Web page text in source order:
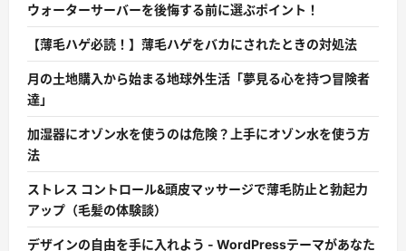
ウォーターサーバーを後悔する前に選ぶポイント！
【薄毛ハゲ必読！】薄毛ハゲをバカにされたときの対処法
月の土地購入から始まる地球外生活「夢見る心を持つ冒険者
達」
加湿器にオゾン水を使うのは危険？上手にオゾン水を使う方
法
ストレス コントロール&頭皮マッサージで薄毛防止と勃起力
アップ（毛髪の体験談）
デザインの自由を手に入れよう - WordPressテーマがあなた